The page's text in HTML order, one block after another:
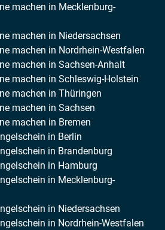
machen in Mecklenburg-
machen in Niedersachsen
machen in Nordrhein-Westfalen
machen in Sachsen-Anhalt
machen in Schleswig-Holstein
machen in Thüringen
machen in Sachsen
machen in Bremen
in Berlin
in Brandenburg
in Hamburg
in Mecklenburg-
in Niedersachsen
in Nordrhein-Westfalen